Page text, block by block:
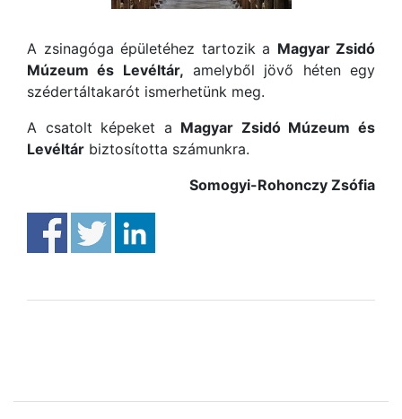
A zsinagóga épületéhez tartozik a Magyar Zsidó
Múzeum és Levéltár, amelyből jövő héten egy
szédertáltakarót ismerhetünk meg.
A csatolt képeket a Magyar Zsidó Múzeum és
Levéltár biztosította számunkra.
Somogyi-Rohonczy Zsófia